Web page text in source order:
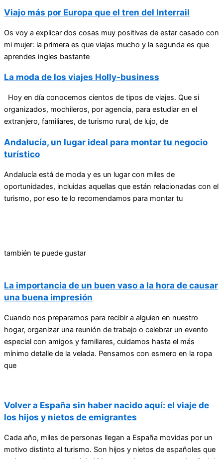
Viajo más por Europa que el tren del Interrail
Os voy a explicar dos cosas muy positivas de estar casado con
mi mujer: la primera es que viajas mucho y la segunda es que
aprendes ingles bastante
La moda de los viajes Holly-business
Hoy en día conocemos cientos de tipos de viajes. Que si
organizados, mochileros, por agencia, para estudiar en el
extranjero, familiares, de turismo rural, de lujo, de
Andalucía, un lugar ideal para montar tu negocio
turístico
Andalucía está de moda y es un lugar con miles de
oportunidades, incluidas aquellas que están relacionadas con el
turismo, por eso te lo recomendamos para montar tu
también te puede gustar
La importancia de un buen vaso a la hora de causar
una buena impresión
Cuando nos preparamos para recibir a alguien en nuestro
hogar, organizar una reunión de trabajo o celebrar un evento
especial con amigos y familiares, cuidamos hasta el más
mínimo detalle de la velada. Pensamos con esmero en la ropa
que
Volver a España sin haber nacido aquí: el viaje de
los hijos y nietos de emigrantes
Cada año, miles de personas llegan a España movidas por un
motivo distinto al turismo. Son hijos y nietos de españoles que